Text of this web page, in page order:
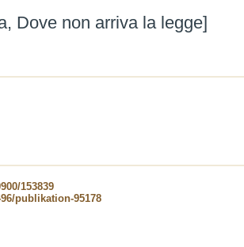
Dove non arriva la legge]
153839
publikation-95178